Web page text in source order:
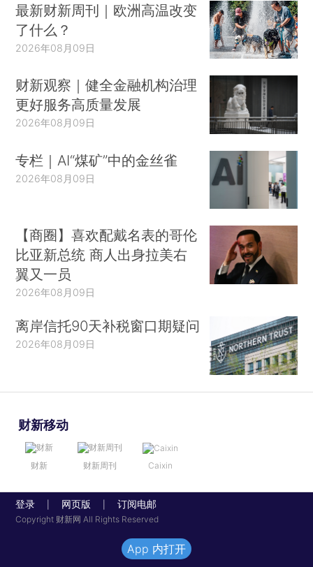
最新财新周刊｜欧洲高温改变
了什么？
2026年08月09日
财新观察｜健全金融机构治理
更好服务高质量发展
2026年08月09日
专栏｜AI“煤矿”中的金丝雀
2026年08月09日
【商圈】喜欢配戴名表的哥伦
比亚新总统 商人出身拉美右
翼又一员
2026年08月09日
离岸信托90天补税窗口期疑问
2026年08月09日
财新移动
财新 财新周刊 Caixin
登录 网页版 订阅电邮
Copyright 财新网 All Rights Reserved
App 内打开